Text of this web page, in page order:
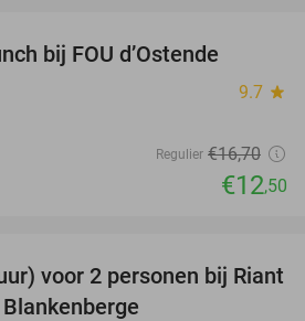
bij FOU d’Ostende
9.7 star
Regulier €16,70
€12,50
51%
voor 2 personen bij Riant